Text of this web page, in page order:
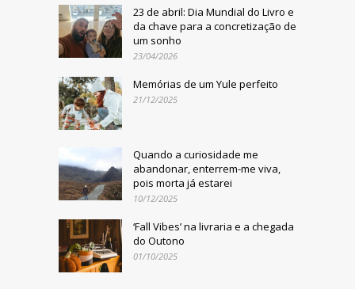
23 de abril: Dia Mundial do Livro e
da chave para a concretização de
um sonho
23/04/2026
Memórias de um Yule perfeito
21/12/2025
Quando a curiosidade me
abandonar, enterrem-me viva,
pois morta já estarei
10/12/2025
‘Fall Vibes’ na livraria e a chegada
do Outono
01/10/2025